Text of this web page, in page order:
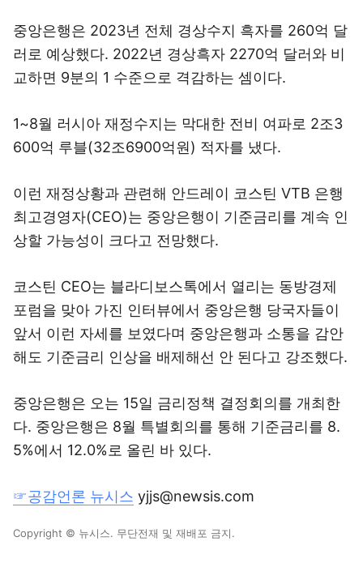
중앙은행은 2023년 전체 경상수지 흑자를 260억 달
러로 예상했다. 2022년 경상흑자 2270억 달러와 비
교하면 9분의 1 수준으로 격감하는 셈이다.
1~8월 러시아 재정수지는 막대한 전비 여파로 2조3
600억 루블(32조6900억원) 적자를 냈다.
이런 재정상황과 관련해 안드레이 코스틴 VTB 은행
최고경영자(CEO)는 중앙은행이 기준금리를 계속 인
상할 가능성이 크다고 전망했다.
코스틴 CEO는 블라디보스톡에서 열리는 동방경제
포럼을 맞아 가진 인터뷰에서 중앙은행 당국자들이
앞서 이런 자세를 보였다며 중앙은행과 소통을 감안
해도 기준금리 인상을 배제해선 안 된다고 강조했다.
중앙은행은 오는 15일 금리정책 결정회의를 개최한
다. 중앙은행은 8월 특별회의를 통해 기준금리를 8.
5%에서 12.0%로 올린 바 있다.
☞공감언론 뉴시스 yjjs@newsis.com
Copyright © 뉴시스. 무단전재 및 재배포 금지.